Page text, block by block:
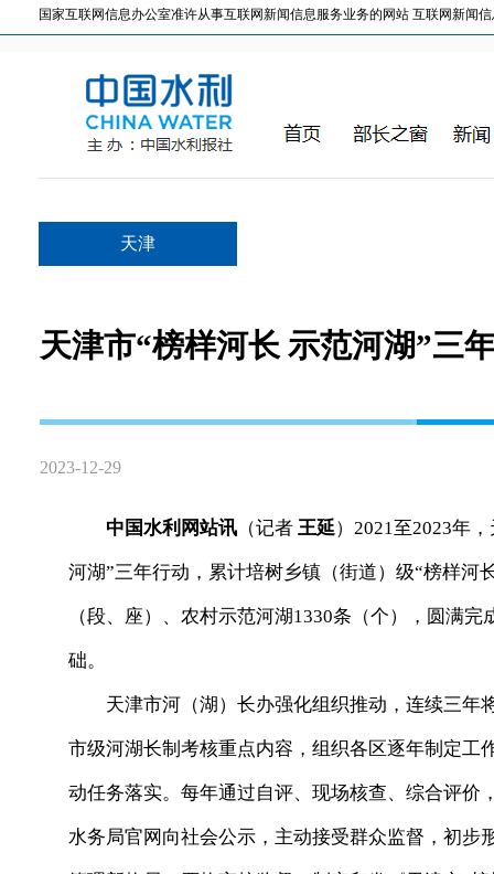
国家互联网信息办公室准许从事互联网新闻信息服务业务的网站 互联网新闻信
天津
天津市“榜样河长 示范河湖”三
2023-12-29
中国水利网站讯 （记者 王延）2021至2023年
河湖”三年行动，累计培树乡镇（街道）级“榜样河
（段、座）、农村示范河湖1330条（个），圆满
础。
天津市河（湖）长办强化组织推动，连续三年
市级河湖长制考核重点内容，组织各区逐年制定
动任务落实。每年通过自评、现场核查、综合评价
水务局官网向社会公示，主动接受群众监督，初步